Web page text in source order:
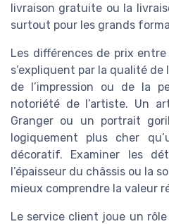
livraison gratuite ou la
surtout pour les grands
Les différences de prix
s’expliquent par la qualité
de l’impression ou de la
notoriété de l’artiste. Un
Granger ou un portrait
logiquement plus cher
décoratif. Examiner les
l’épaisseur du châssis ou la
mieux comprendre la valeur
Le service client joue un